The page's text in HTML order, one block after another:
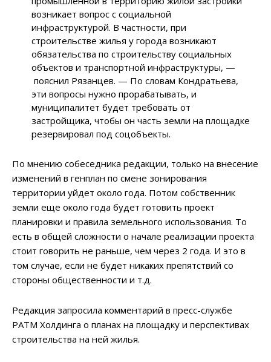
возникает вопрос с социальной
инфраструктурой. В частности, при
строительстве жилья у города возникают
обязательства по строительству социальных
объектов и транспортной инфраструктуры, —
пояснил Рязанцев. — По словам Кондратьева,
эти вопросы нужно прорабатывать, и
муниципалитет будет требовать от
застройщика, чтобы он часть земли на площадке
резервировал под соцобъекты.
По мнению собеседника редакции, только на внесение
изменений в генплан по смене зонирования
территории уйдет около года. Потом собственник
земли еще около года будет готовить проект
планировки и правила земельного использования. То
есть в общей сложности о начале реализации проекта
стоит говорить не раньше, чем через 2 года. И это в
том случае, если не будет никаких препятствий со
стороны общественности и т.д.
Редакция запросила комментарий в пресс-службе
РАТМ Холдинга о планах на площадку и перспективах
строительства на ней жилья.